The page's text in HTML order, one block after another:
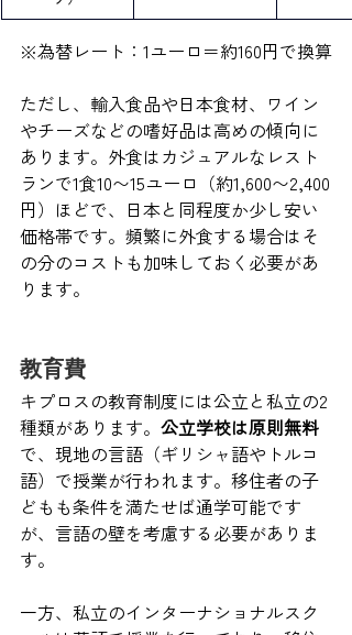
※為替レート：1ユーロ＝約160円で換算
ただし、輸入食品や日本食材、ワイン
やチーズなどの嗜好品は高めの傾向に
あります。外食はカジュアルなレスト
ランで1食10〜15ユーロ（約1,600〜2,400
円）ほどで、日本と同程度か少し安い
価格帯です。頻繁に外食する場合はそ
の分のコストも加味しておく必要があ
ります。
教育費
キプロスの教育制度には公立と私立の2
種類があります。 公立学校は原則無料
で、現地の言語（ギリシャ語やトルコ
語）で授業が行われます。移住者の子
どもも条件を満たせば通学可能です
が、言語の壁を考慮する必要がありま
す。
一方、私立のインターナショナルスク